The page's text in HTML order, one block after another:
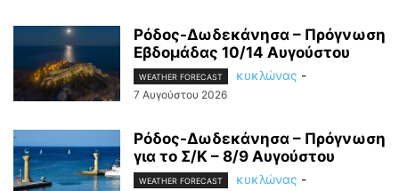
Ρόδος-Δωδεκάνησα – Πρόγνωση
Εβδομάδας 10/14 Αυγούστου
WEATHER FORECAST κυκλώνας -
7 Αυγούστου 2026
Ρόδος-Δωδεκάνησα – Πρόγνωση
για το Σ/Κ – 8/9 Αυγούστου
WEATHER FORECAST κυκλώνας -